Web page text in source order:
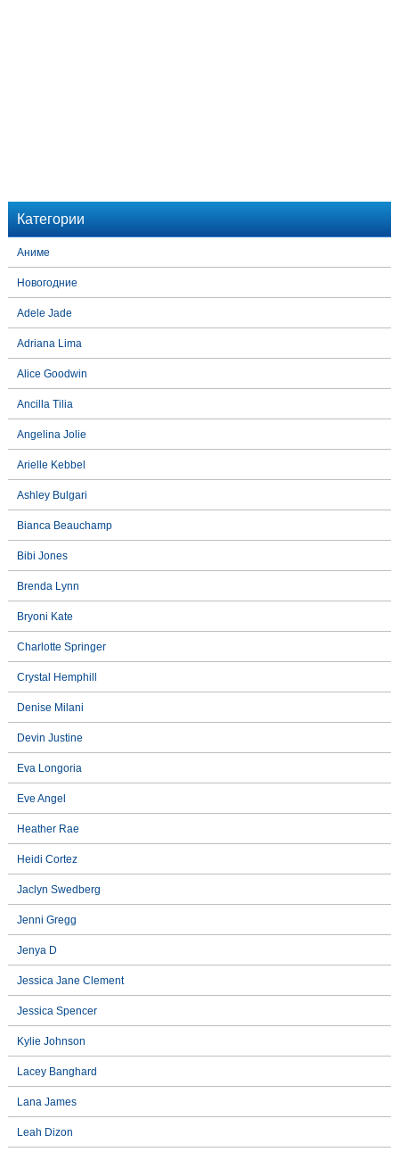
Категории
Аниме
Новогодние
Adele Jade
Adriana Lima
Alice Goodwin
Ancilla Tilia
Angelina Jolie
Arielle Kebbel
Ashley Bulgari
Bianca Beauchamp
Bibi Jones
Brenda Lynn
Bryoni Kate
Charlotte Springer
Crystal Hemphill
Denise Milani
Devin Justine
Eva Longoria
Eve Angel
Heather Rae
Heidi Cortez
Jaclyn Swedberg
Jenni Gregg
Jenya D
Jessica Jane Clement
Jessica Spencer
Kylie Johnson
Lacey Banghard
Lana James
Leah Dizon